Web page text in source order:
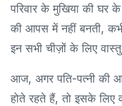
परिवार के मुखिया की घर
की आपस में नहीं बनती,
इन सभी चीज़ों के लिए
आज, अगर पति-पत्नी की
होते रहते हैं, तो इसके लिए